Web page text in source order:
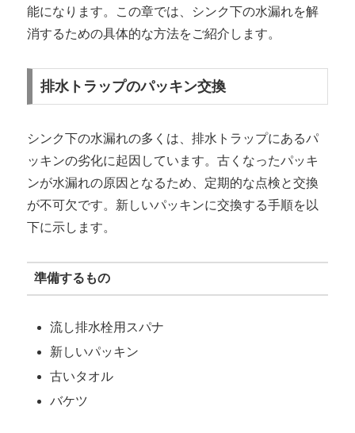
能になります。この章では、シンク下の水漏れを解
消するための具体的な方法をご紹介します。
排水トラップのパッキン交換
シンク下の水漏れの多くは、排水トラップにあるパ
ッキンの劣化に起因しています。古くなったパッキ
ンが水漏れの原因となるため、定期的な点検と交換
が不可欠です。新しいパッキンに交換する手順を以
下に示します。
準備するもの
流し排水栓用スパナ
新しいパッキン
古いタオル
バケツ